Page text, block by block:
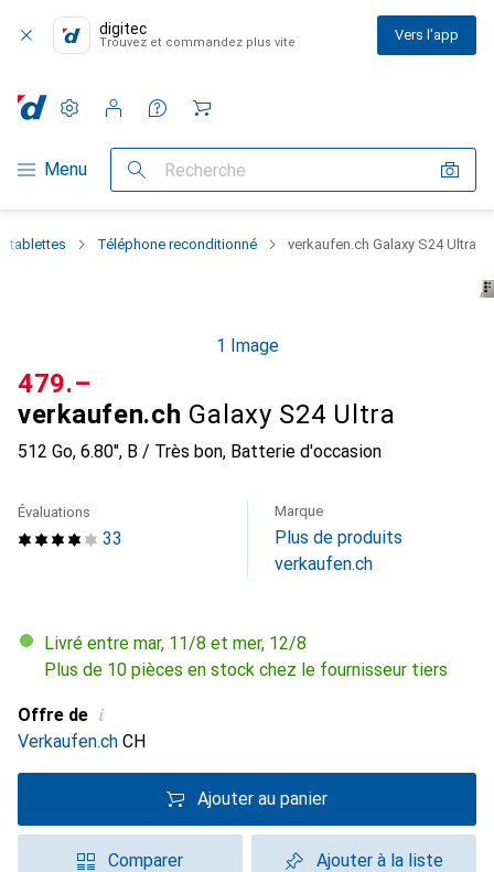
digitec
Trouvez et commandez plus vite Vers l'app
Navigation par catégorie
Menu Recherche
Paramètres
Compte client
Listes de comparaison
Listes d'envies
Panier
tablettes Téléphone reconditionné verkaufen.ch Galaxy S24 Ultra
1 Image
verkaufen.ch Galaxy S24 Ultra
512 Go, 6.80", B / Très bon, Batterie d'occasion
CHF
479.–
33
Évaluations Marque
Plus de produits
verkaufen.ch
Livré entre mar, 11/8 et mer, 12/8
Plus de 10 pièces en stock chez le fournisseur tiers
Offre de i
Verkaufen.ch CH
Ajouter au panier
Comparer Ajouter à la liste